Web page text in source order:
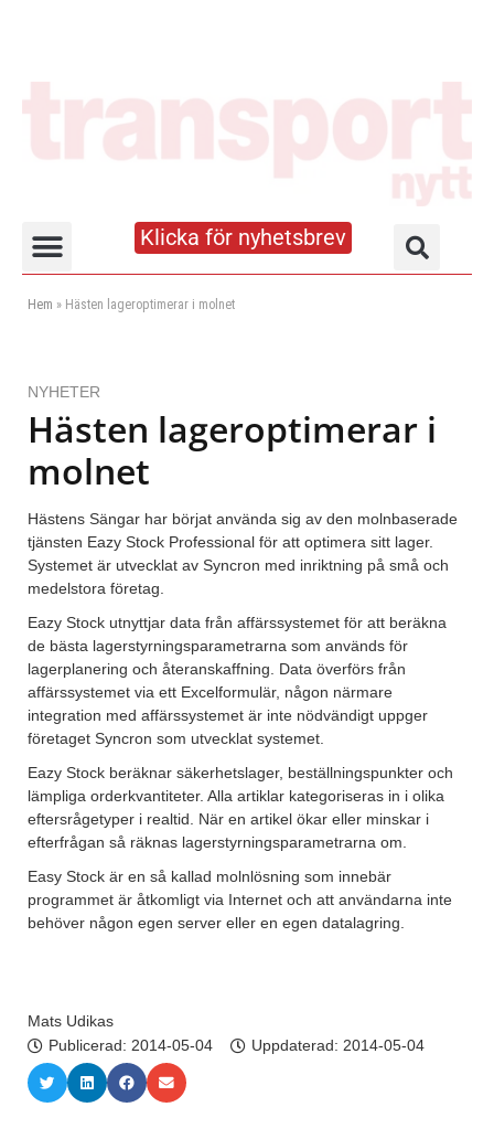
Klicka för nyhetsbrev
Hem » Hästen lageroptimerar i molnet
NYHETER
Hästen lageroptimerar i
molnet
Hästens Sängar har börjat använda sig av den molnbaserade
tjänsten Eazy Stock Professional för att optimera sitt lager.
Systemet är utvecklat av Syncron med inriktning på små och
medelstora företag.
Eazy Stock utnyttjar data från affärssystemet för att beräkna
de bästa lagerstyrningsparametrarna som används för
lagerplanering och återanskaffning. Data överförs från
affärssystemet via ett Excelformulär, någon närmare
integration med affärssystemet är inte nödvändigt uppger
företaget Syncron som utvecklat systemet.
Eazy Stock beräknar säkerhetslager, beställningspunkter och
lämpliga orderkvantiteter. Alla artiklar kategoriseras in i olika
eftersrågetyper i realtid. När en artikel ökar eller minskar i
efterfrågan så räknas lagerstyrningsparametrarna om.
Easy Stock är en så kallad molnlösning som innebär
programmet är åtkomligt via Internet och att användarna inte
behöver någon egen server eller en egen datalagring.
Mats Udikas
Publicerad: 2014-05-04 Uppdaterad: 2014-05-04